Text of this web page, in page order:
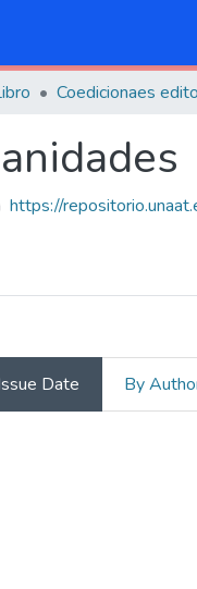
Coedicionaes
https://
Date By